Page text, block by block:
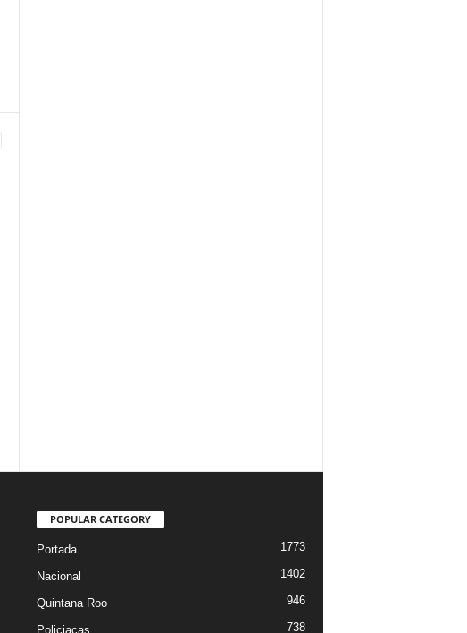
POPULAR CATEGORY
Portada 1773
Nacional 1402
Quintana Roo 946
Policiacas 738